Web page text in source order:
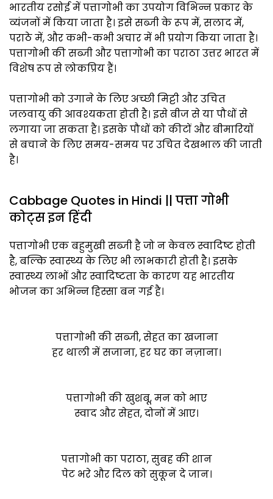
भारतीय रसोई में पत्तागोभी का उपयोग विभिन्न प्रकार के
व्यंजनों में किया जाता है। इसे सब्जी के रूप में, सलाद में,
पराठे में, और कभी-कभी अचार में भी प्रयोग किया जाता है।
पत्तागोभी की सब्जी और पत्तागोभी का पराठा उत्तर भारत में
विशेष रूप से लोकप्रिय हैं।
पत्तागोभी को उगाने के लिए अच्छी मिट्टी और उचित
जलवायु की आवश्यकता होती है। इसे बीज से या पौधों से
लगाया जा सकता है। इसके पौधों को कीटों और बीमारियों
से बचाने के लिए समय-समय पर उचित देखभाल की जाती
है।
Cabbage Quotes in Hindi || पत्ता गोभी
कोट्स इन हिंदी
पत्तागोभी एक बहुमुखी सब्जी है जो न केवल स्वादिष्ट होती
है, बल्कि स्वास्थ्य के लिए भी लाभकारी होती है। इसके
स्वास्थ्य लाभों और स्वादिष्टता के कारण यह भारतीय
भोजन का अभिन्न हिस्सा बन गई है।
पत्तागोभी की सब्जी, सेहत का खजाना
हर थाली में सजाना, हर घर का नज़ाना।
पत्तागोभी की खुशबू, मन को भाए
स्वाद और सेहत, दोनों में आए।
पत्तागोभी का पराठा, सुबह की शान
पेट भरे और दिल को सुकून दे जान।